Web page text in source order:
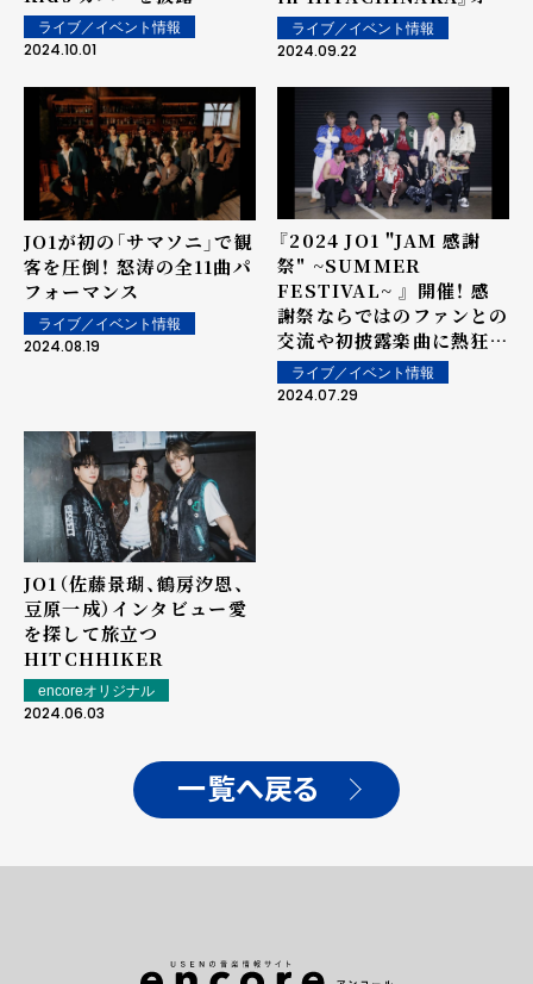
ライブ／イベント情報
2024.10.01
ィシャルライブレポート＞
ライブ／イベント情報
2024.09.22
JO1が初の「サマソニ」で観
客を圧倒！ 怒涛の全11曲パ
フォーマンス
ライブ／イベント情報
2024.08.19
『2024 JO1 "JAM 感謝
祭" ~SUMMER
FESTIVAL~ 』 開催！ 感
謝祭ならではのファンとの
交流や初披露楽曲に熱狂。
ファンへの手紙で涙も。
ライブ／イベント情報
2024.07.29
JO1（佐藤景瑚、鶴房汐恩、
豆原一成）インタビュー――愛
を探して旅立つ
HITCHHIKER
encoreオリジナル
2024.06.03
一覧へ戻る